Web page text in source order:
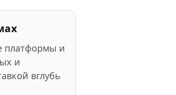
платформы и
и
вглубь